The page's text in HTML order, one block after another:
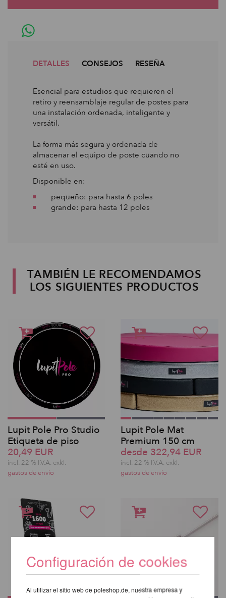
DETALLES CONSEJOS RESEÑA
Esencial para estudios que requieren el
retiro y reensamblaje regular de postes para
una instalación ordenada, inteligente y
versátil.
La forma más segura y ordenada de
almacenar el equipo de poste cuando no
esté en uso.
Disponible en:
pequeño: para hasta 6 poles
grande: para hasta 12 poles
TAMBIÉN LE RECOMENDAMOS
LOS SIGUIENTES PRODUCTOS
Lupit Pole Pro Studio
Etiqueta de piso
20,49 EUR
incl. 22 % I.V.A. exkl.
gastos de envio
Lupit Pole Mat
Premium 150 cm
desde 322,94 EUR
incl. 22 % I.V.A. exkl.
gastos de envio
Configuración de cookies
Al utilizar el sitio web de poleshop.de, nuestra empresa y